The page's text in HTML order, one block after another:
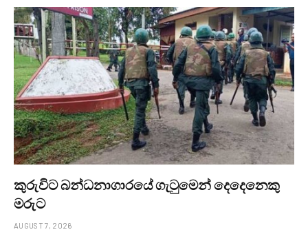
කුරුවිට බන්ධනාගාරයේ ගැටුමෙන් දෙදෙනෙකු
මරුට
AUGUST 7, 2026